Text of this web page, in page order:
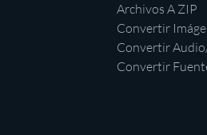
Archivos A ZIP
Convertir
Convertir
Convertir